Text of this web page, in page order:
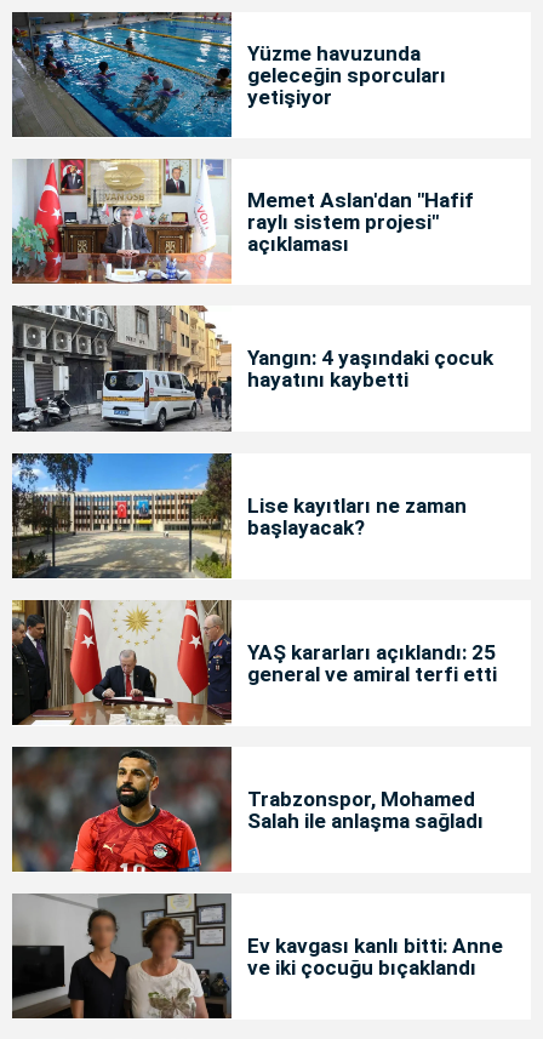
Yüzme havuzunda
geleceğin sporcuları
yetişiyor
Memet Aslan'dan "Hafif
raylı sistem projesi"
açıklaması
Yangın: 4 yaşındaki çocuk
hayatını kaybetti
Lise kayıtları ne zaman
başlayacak?
YAŞ kararları açıklandı: 25
general ve amiral terfi etti
Trabzonspor, Mohamed
Salah ile anlaşma sağladı
Ev kavgası kanlı bitti: Anne
ve iki çocuğu bıçaklandı